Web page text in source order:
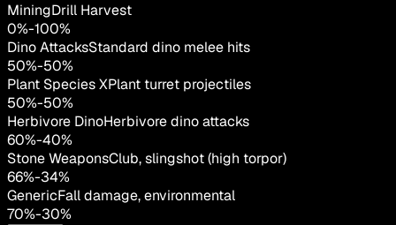
MiningDrill Harvest
0%-100%
Dino AttacksStandard dino melee hits
50%-50%
Plant Species XPlant turret projectiles
50%-50%
Herbivore DinoHerbivore dino attacks
60%-40%
Stone WeaponsClub, slingshot (high torpor)
66%-34%
GenericFall damage, environmental
70%-30%